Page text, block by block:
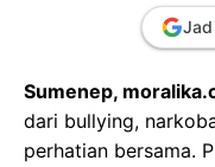
Sumenep,
dari bullying,
perhatian bersama.